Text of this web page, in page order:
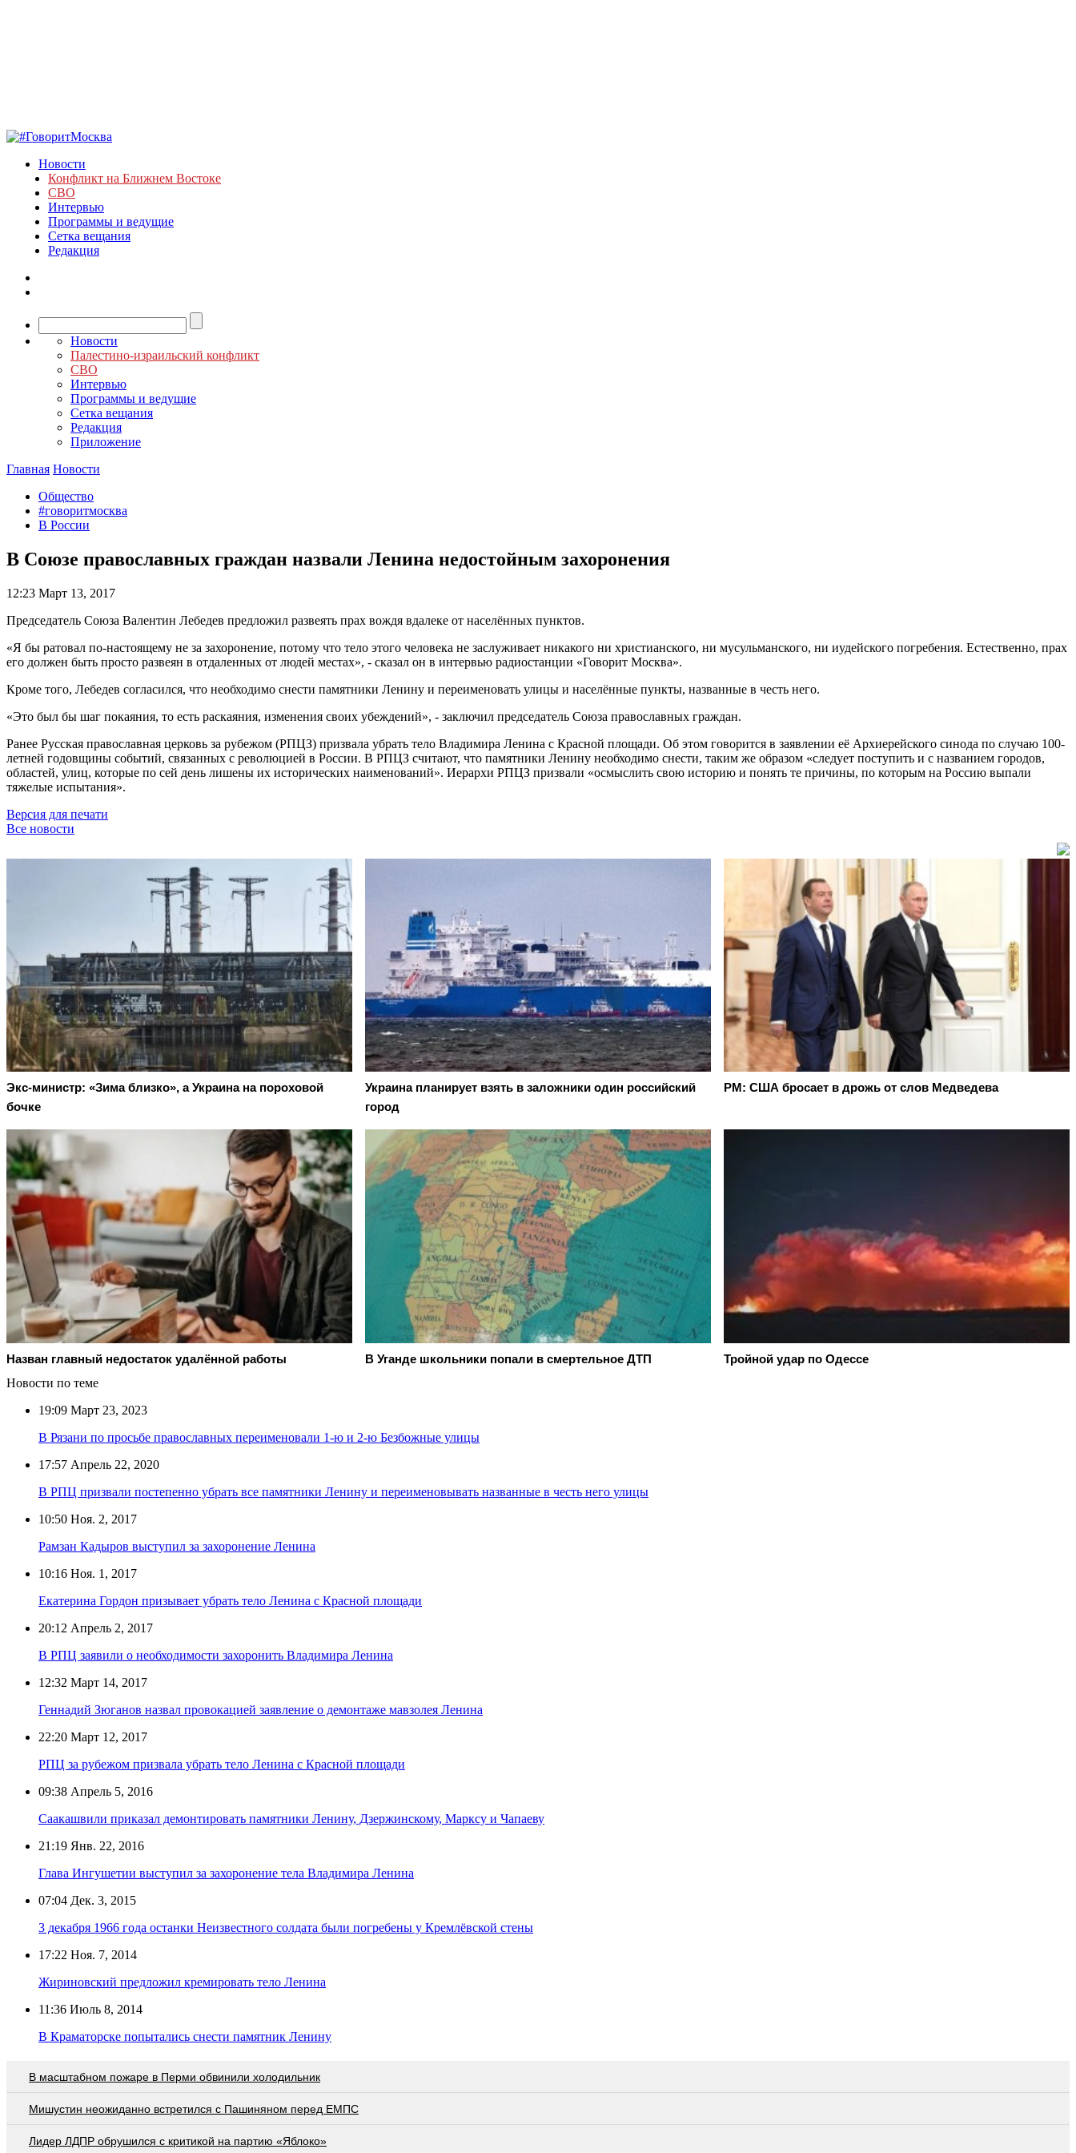
Новости
Конфликт на Ближнем Востоке
СВО
Интервью
Программы и ведущие
Сетка вещания
Редакция
Новости
Палестино-израильский конфликт
СВО
Интервью
Программы и ведущие
Сетка вещания
Редакция
Приложение
Главная Новости
Общество
#говоритмосква
В России
В Союзе православных граждан назвали Ленина недостойным захоронения
12:23 Март 13, 2017
Председатель Союза Валентин Лебедев предложил развеять прах вождя вдалеке от населённых пунктов.
«Я бы ратовал по-настоящему не за захоронение, потому что тело этого человека не заслуживает никакого ни христианского, ни мусульманского, ни иудейского погребения. Естественно, прах
его должен быть просто развеян в отдаленных от людей местах», - сказал он в интервью радиостанции «Говорит Москва».
Кроме того, Лебедев согласился, что необходимо снести памятники Ленину и переименовать улицы и населённые пункты, названные в честь него.
«Это был бы шаг покаяния, то есть раскаяния, изменения своих убеждений», - заключил председатель Союза православных граждан.
Ранее Русская православная церковь за рубежом (РПЦЗ) призвала убрать тело Владимира Ленина с Красной площади. Об этом говорится в заявлении её Архиерейского синода по случаю 100-
летней годовщины событий, связанных с революцией в России. В РПЦЗ считают, что памятники Ленину необходимо снести, таким же образом «следует поступить и с названием городов,
областей, улиц, которые по сей день лишены их исторических наименований». Иерархи РПЦЗ призвали «осмыслить свою историю и понять те причины, по которым на Россию выпали
тяжелые испытания».
Версия для печати
Все новости
Экс-министр: «Зима близко», а Украина на пороховой
бочке
Украина планирует взять в заложники один российский
город
PM: США бросает в дрожь от слов Медведева
Назван главный недостаток удалённой работы В Уганде школьники попали в смертельное ДТП
Тройной удар по Одессe
Новости по теме
19:09 Март 23, 2023
В Рязани по просьбе православных переименовали 1-ю и 2-ю Безбожные улицы
17:57 Апрель 22, 2020
В РПЦ призвали постепенно убрать все памятники Ленину и переименовывать названные в честь него улицы
10:50 Ноя. 2, 2017
Рамзан Кадыров выступил за захоронение Ленина
10:16 Ноя. 1, 2017
Екатерина Гордон призывает убрать тело Ленина с Красной площади
20:12 Апрель 2, 2017
В РПЦ заявили о необходимости захоронить Владимира Ленина
12:32 Март 14, 2017
Геннадий Зюганов назвал провокацией заявление о демонтаже мавзолея Ленина
22:20 Март 12, 2017
РПЦ за рубежом призвала убрать тело Ленина с Красной площади
09:38 Апрель 5, 2016
Саакашвили приказал демонтировать памятники Ленину, Дзержинскому, Марксу и Чапаеву
21:19 Янв. 22, 2016
Глава Ингушетии выступил за захоронение тела Владимира Ленина
07:04 Дек. 3, 2015
3 декабря 1966 года останки Неизвестного солдата были погребены у Кремлёвской стены
17:22 Ноя. 7, 2014
Жириновский предложил кремировать тело Ленина
11:36 Июль 8, 2014
В Краматорске попытались снести памятник Ленину
В масштабном пожаре в Перми обвинили холодильник
Мишустин неожиданно встретился с Пашиняном перед ЕМПС
Лидер ЛДПР обрушился с критикой на партию «Яблоко»